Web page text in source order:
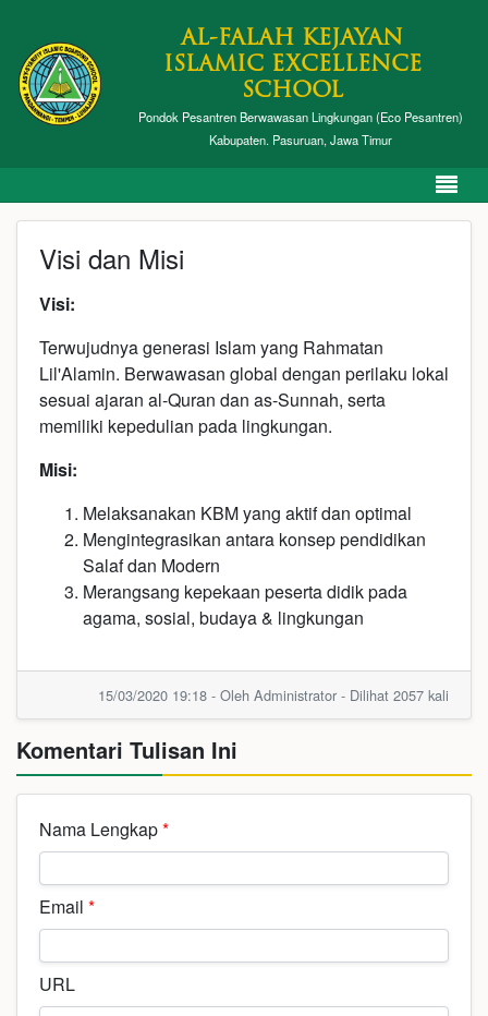
AL-FALAH KEJAYAN
ISLAMIC EXCELLENCE
SCHOOL
Pondok Pesantren Berwawasan Lingkungan (Eco Pesantren)
Kabupaten. Pasuruan, Jawa Timur
Visi dan Misi
Visi:
Terwujudnya generasi Islam yang Rahmatan
Lil'Alamin. Berwawasan global dengan perilaku lokal
sesuai ajaran al-Quran dan as-Sunnah, serta
memiliki kepedulian pada lingkungan.
Misi:
Melaksanakan KBM yang aktif dan optimal
Mengintegrasikan antara konsep pendidikan
Salaf dan Modern
Merangsang kepekaan peserta didik pada
agama, sosial, budaya & lingkungan
15/03/2020 19:18 - Oleh Administrator - Dilihat 2057 kali
Komentari Tulisan Ini
Nama Lengkap*
Email *
URL